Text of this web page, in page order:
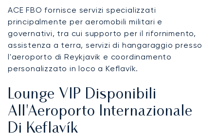
ACE FBO fornisce servizi specializzati
principalmente per aeromobili militari e
governativi, tra cui supporto per il rifornimento,
assistenza a terra, servizi di hangaraggio presso
l'aeroporto di Reykjavik e coordinamento
personalizzato in loco a Keflavík.
Lounge VIP Disponibili
All'Aeroporto Internazionale
Di Keflavík